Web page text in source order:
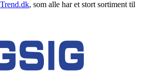
, som alle har et stort sortiment til